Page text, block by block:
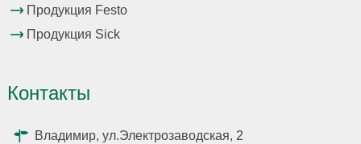
Продукция Festo
Продукция Sick
Контакты
Владимир, ул.Электрозаводская, 2